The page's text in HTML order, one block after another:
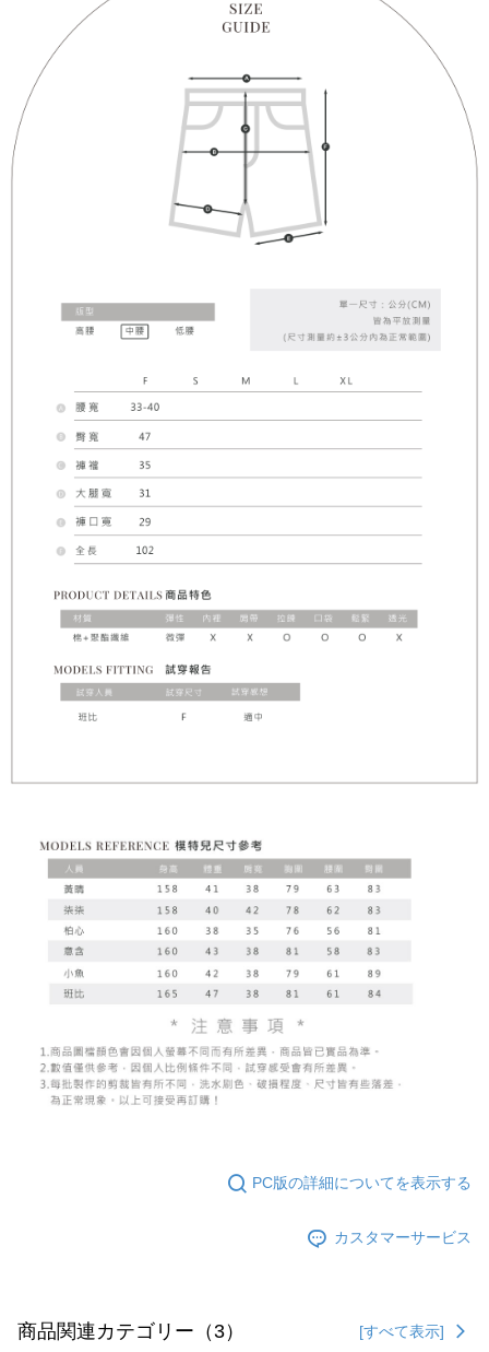
PC版の詳細についてを表示する
カスタマーサービス
商品関連カテゴリー（3） [すべて表示]